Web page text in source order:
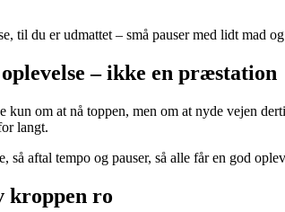
til du er udmattet – små pauser med lidt mad
– ikke en præstation
kun om at nå toppen, men om at nyde vejen
langt.
så aftal tempo og pauser, så alle får en god
kroppen ro